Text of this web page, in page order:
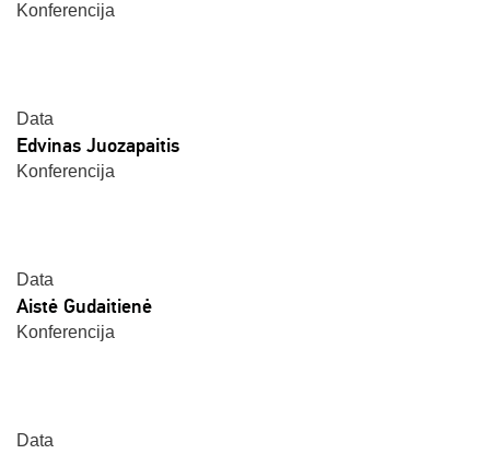
Konferencija
Data
Edvinas Juozapaitis
Konferencija
Data
Aistė Gudaitienė
Konferencija
Data